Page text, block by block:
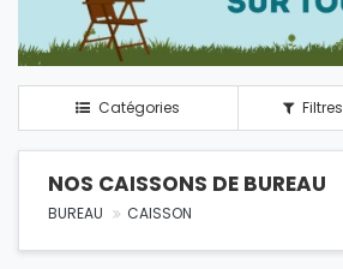
Catégories Filtres
NOS CAISSONS DE BUREAU
BUREAU CAISSON